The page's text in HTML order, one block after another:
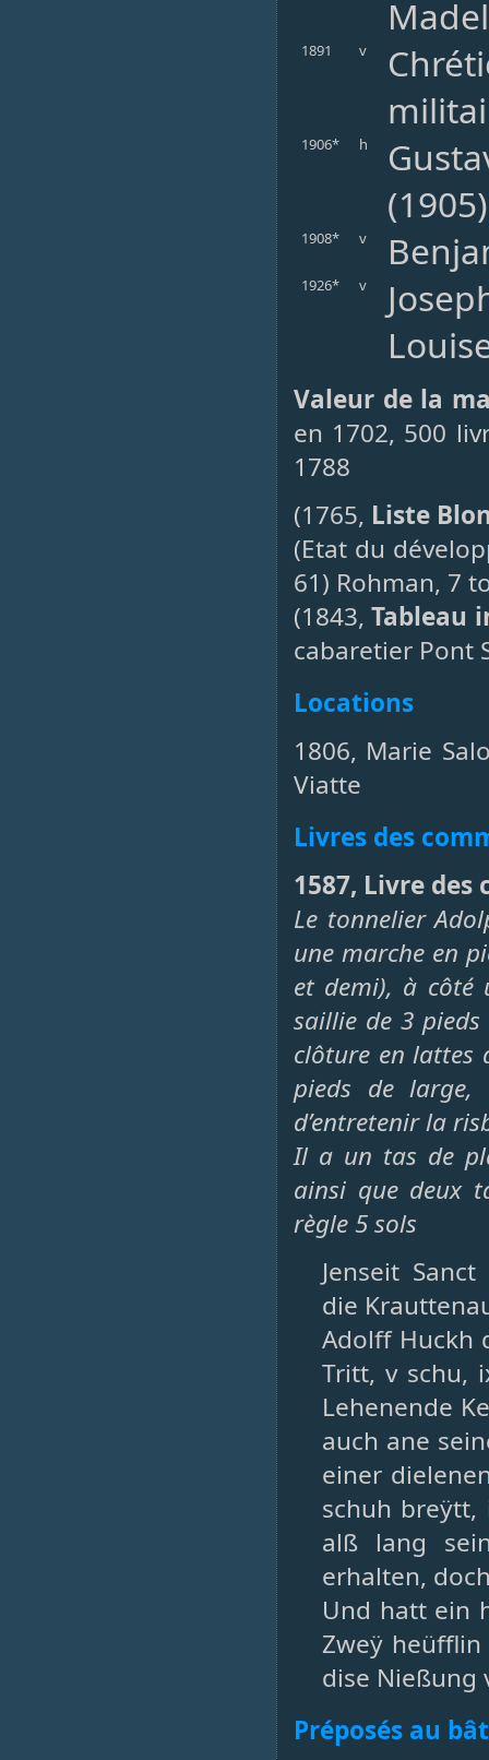
1891 v
1906* h
1908* v
1926* v
Valeur de la
en 1702, 500
1788
(1765, Liste
(Etat du
61) Rohman, 7
(1843,Tableau
cabaretier Pont
Locations
1806, Marie
Viatte
Livres des
1587, Livre des
Le tonnelier
une marche en
et demi), à côté
saillie de 3
clôture en lattes
pieds de
d’entretenir la
Il a un tas de
ainsi que deux
règle 5 sols
Jenseit
die
Adolff Huckh
Tritt, v schu,
Lehenende
auch ane
einer
schuh breÿtt,
alß lang
erhalten,
Und hatt ein
Zweÿ
dise Nießung
Préposés au